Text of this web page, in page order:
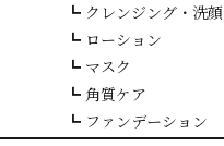
┗ クレンジング・洗顔
┗ ローション
┗ マスク
┗ 角質ケア
┗ ファンデーション